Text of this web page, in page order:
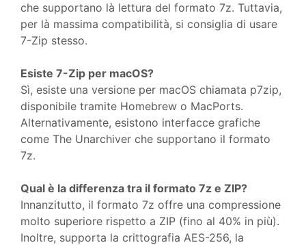
che supportano là lettura del formato 7z. Tuttavia,
per là massima compatibilità, si consiglia di usare
7-Zip stesso.
Esiste 7-Zip per macOS?
Sì, esiste una versione per macOS chiamata p7zip,
disponibile tramite Homebrew o MacPorts.
Alternativamente, esistono interfacce grafiche
come The Unarchiver che supportano il formato
7z.
Qual è la differenza tra il formato 7z e ZIP?
Innanzitutto, il formato 7z offre una compressione
molto superiore rispetto a ZIP (fino al 40% in più).
Inoltre, supporta la crittografia AES-256, la